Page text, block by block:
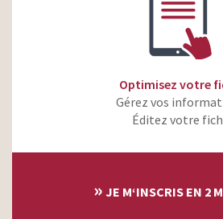
Optimisez votre
Gérez vos
Éditez votre
» JE M‘INSCRIS EN 2